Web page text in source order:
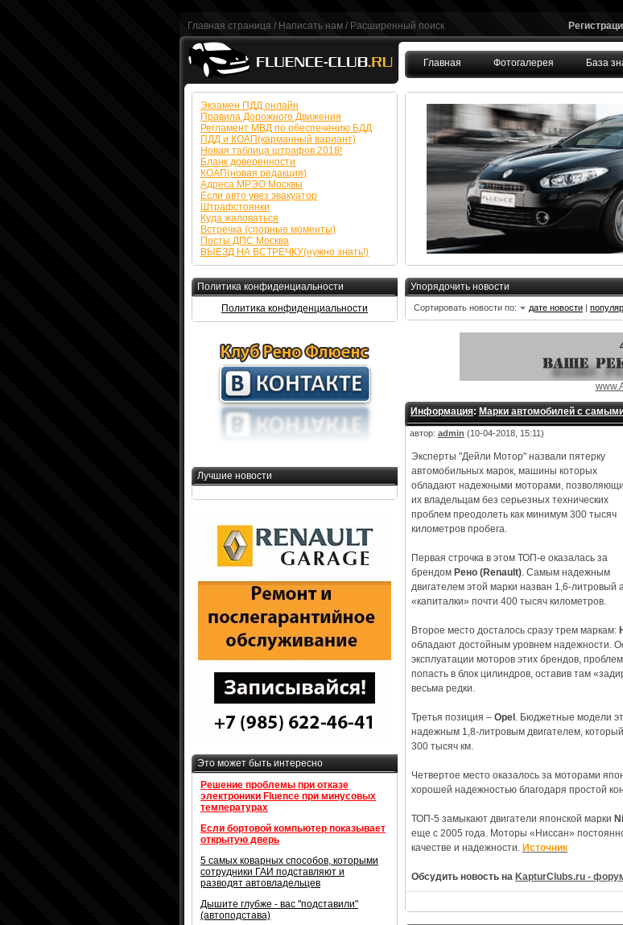
Главная страница / Написать нам / Расширенный поиск
Главная Фотогалерея База
Упорядочить новости
Сортировать новости по: дате новости |
Информация: Марки автомобилей с
автор: admin (10-04-2018, 15:11)
Эксперты "Дейли Мотор" назвали пятерку
автомобильных марок, машины которых
обладают надежными моторами,
их владельцам без серьезных технических
проблем преодолеть как минимум 300 тысяч
километров пробега.
Первая строчка в этом ТОП-е оказалась за
брендом Рено (Renault). Самым надежным
двигателем этой марки назван 1,6-литровый
«капиталки» почти 400 тысяч километров.
Второе место досталось сразу трем маркам:
обладают достойным уровнем надежности.
эксплуатации моторов этих брендов,
попасть в блок цилиндров, оставив там
весьма редки.
Третья позиция – Opel . Бюджетные модели
надежным 1,8-литровым двигателем,
300 тысяч км.
Четвертое место оказалось за моторами
хорошей надежностью благодаря простой
ТОП-5 замыкают двигатели японской марки
еще с 2005 года. Моторы «Ниссан»
качестве и надежности. Источник
Обсудить новость на KapturClubs.ru -
Экзамен ПДД онлайн
Правила Дорожного Движения
Регламент МВД по обеспечению БДД
ПДД и КОАП(карманный вариант)
Новая таблица штрафов 2018!
Бланк доверенности
КОАП(новая редакция)
Адреса МРЭО Москвы
Если авто увез эвакуатор
Штрафстоянки
Куда жаловаться
Встречка (спорные моменты)
Посты ДПС Москва
ВЫЕЗД НА ВСТРЕЧКУ(нужно знать!)
Политика конфиденциальности
Политика конфиденциальности
Лучшие новости
Это может быть интересно
Решение проблемы при отказе
электроники Fluence при минусовых
температурах
Если бортовой компьютер показывает
открытую дверь
5 самых коварных способов, которыми
сотрудники ГАИ подставляют и
разводят автовладельцев
Дышите глубже - вас "подставили"
(автоподстава)